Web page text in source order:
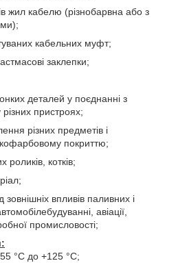
жил кабелю (різнобарвна або з
кабельних муфт;
заклепки;
деталей у поєднанні з
пристроях;
різних предметів і
покриттю;
роликів, котків;
зовнішніх впливів паливних і
авіації,
промисловості;
°C до +125 °C;